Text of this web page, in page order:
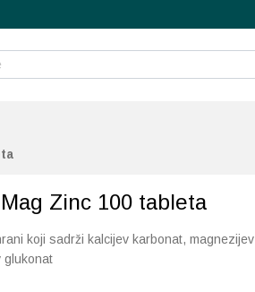
Zinc 100 tableta
koji sadrži kalcijev karbonat, magnezijev
glukonat